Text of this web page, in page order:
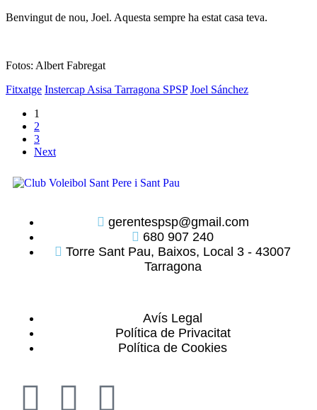
Benvingut de nou, Joel. Aquesta sempre ha estat casa teva.
Fotos: Albert Fabregat
Fitxatge Instercap Asisa Tarragona SPSP Joel Sánchez
1
2
3
Next
gerentespsp@gmail.com
680 907 240
Torre Sant Pau, Baixos, Local 3 - 43007
Tarragona
Avís Legal
Política de Privacitat
Política de Cookies